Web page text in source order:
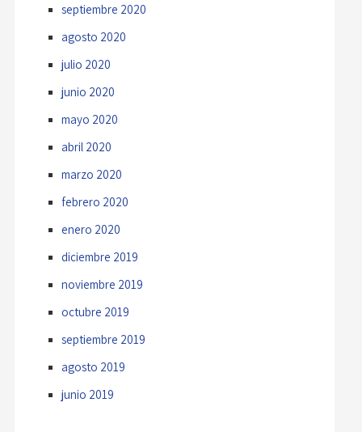
septiembre 2020
agosto 2020
julio 2020
junio 2020
mayo 2020
abril 2020
marzo 2020
febrero 2020
enero 2020
diciembre 2019
noviembre 2019
octubre 2019
septiembre 2019
agosto 2019
junio 2019